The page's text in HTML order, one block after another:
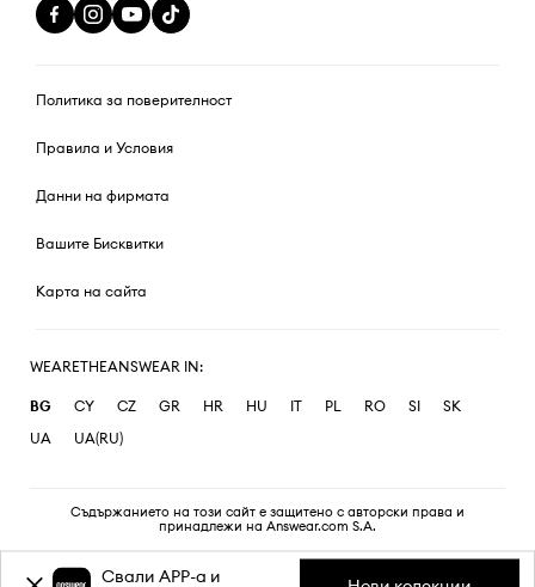
Политика за поверителност
Правила и Условия
Данни на фирмата
Вашите Бисквитки
Карта на сайта
WEARETHEANSWEAR IN:
BG CY CZ GR HR HU IT PL RO SI
SK
UA
UA(RU)
Съдържанието на този сайт е защитено с авторски права и
принадлежи на Answear.com S.A.
Свали APP-a и